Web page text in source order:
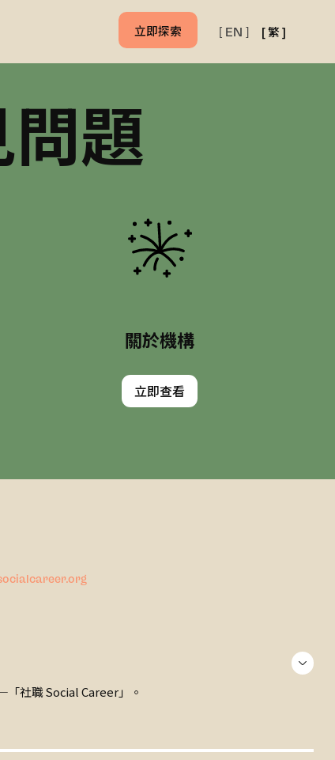
立即探索 [ EN ] [繁]
題
關於機構
立即查看
社職 Social Career」。